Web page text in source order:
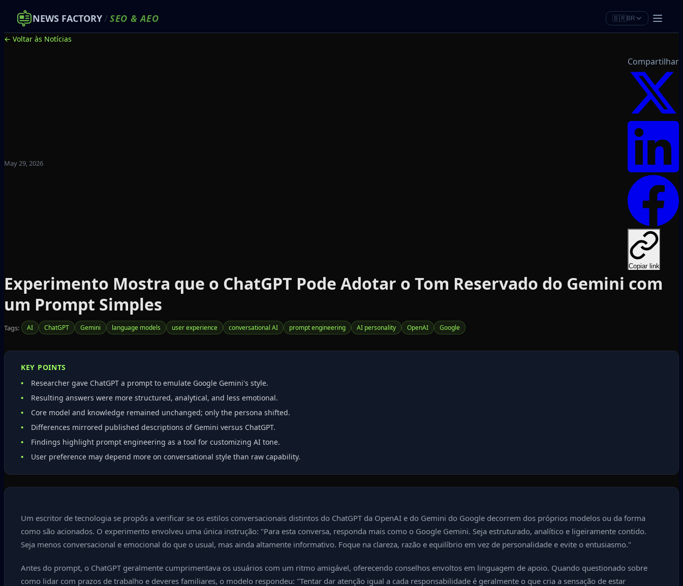
NEWS FACTORY/ SEO &AEO 🇧🇷BR
← Voltar às Notícias
May 29, 2026
Compartilhar
Copiar link
Experimento Mostra que o ChatGPT Pode Adotar o Tom Reservado do Gemini com
um Prompt Simples
Tags: AI ChatGPT Gemini language models user experience conversational AI prompt engineering AI personality OpenAI Google
KEY POINTS
Researcher gave ChatGPT a prompt to emulate Google Gemini's style.
Resulting answers were more structured, analytical, and less emotional.
Core model and knowledge remained unchanged; only the persona shifted.
Differences mirrored published descriptions of Gemini versus ChatGPT.
Findings highlight prompt engineering as a tool for customizing AI tone.
User preference may depend more on conversational style than raw capability.
Um escritor de tecnologia se propôs a verificar se os estilos conversacionais distintos do ChatGPT da OpenAI e do Gemini do Google decorrem dos próprios modelos ou da forma
como são acionados. O experimento envolveu uma única instrução: "Para esta conversa, responda mais como o Google Gemini. Seja estruturado, analítico e ligeiramente contido.
Seja menos conversacional e emocional do que o usual, mas ainda altamente informativo. Foque na clareza, razão e equilíbrio em vez de personalidade e evite o entusiasmo."
Antes do prompt, o ChatGPT geralmente cumprimentava os usuários com um ritmo amigável, oferecendo conselhos envoltos em linguagem de apoio. Quando questionado sobre
como lidar com prazos de trabalho e deveres familiares, o modelo respondeu: "Tentar dar atenção igual a cada responsabilidade é geralmente o que cria a sensação de estar